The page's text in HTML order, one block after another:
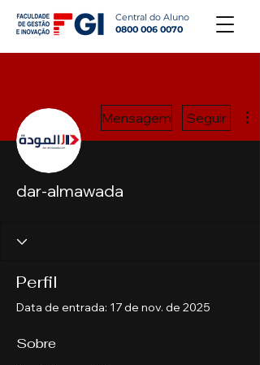
Central do Aluno
0800 006 0070
Mensagem Seguir
dar-almawada
Perfil
Data de entrada: 17 de nov. de 2025
Sobre